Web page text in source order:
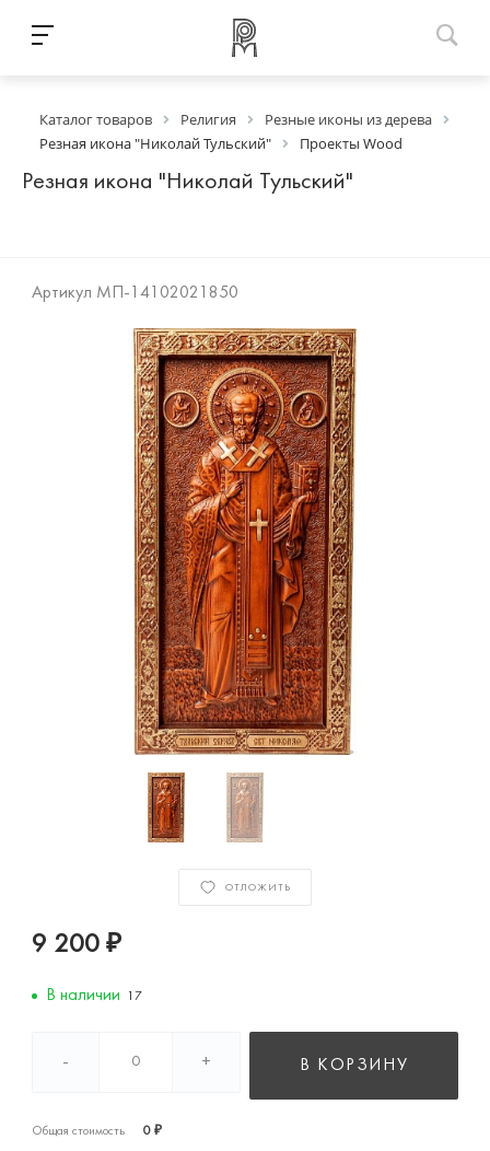
Каталог товаров Религия
Резные иконы из дерева
Резная икона "Николай Тульский"
Проекты Wood
Резная икона "Николай Тульский"
Артикул МП-14102021850
ОТЛОЖИТЬ
9 200 ₽
В наличии 17
- + В КОРЗИНУ
Общая стоимость 0 ₽